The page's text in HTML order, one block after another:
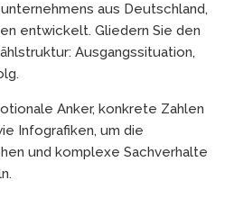
aus Deutschland,
entwickelt. Gliedern Sie den
Ausgangssituation,
Anker, konkrete Zahlen
Infografiken, um die
und komplexe Sachverhalte